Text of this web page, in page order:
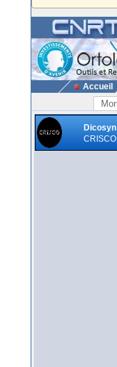
Accueil
Dicosyn
CRISCO